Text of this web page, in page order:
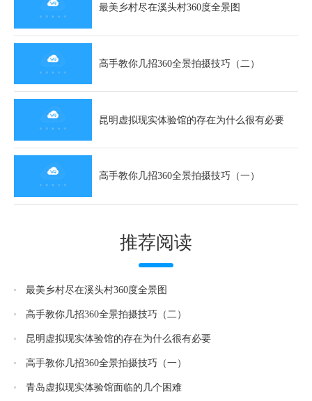
最美乡村尽在溪头村360度全景图
高手教你几招360全景拍摄技巧（二）
昆明虚拟现实体验馆的存在为什么很有必要
高手教你几招360全景拍摄技巧（一）
推荐阅读
最美乡村尽在溪头村360度全景图
高手教你几招360全景拍摄技巧（二）
昆明虚拟现实体验馆的存在为什么很有必要
高手教你几招360全景拍摄技巧（一）
青岛虚拟现实体验馆面临的几个困难